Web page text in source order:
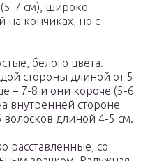
7 см), широко
на кончиках, но с
белого цвета.
стороны длиной от 5
– 7-8 и они короче (5-6
внутренней стороне
волосков длиной 4-5 см.
расставленные, со